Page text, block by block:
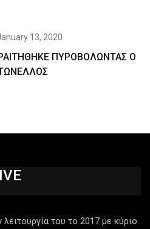
13, 2020
ΠΥΡΟΒΟΛΩΝΤΑΣ Ο
του το 2017 με κύριο